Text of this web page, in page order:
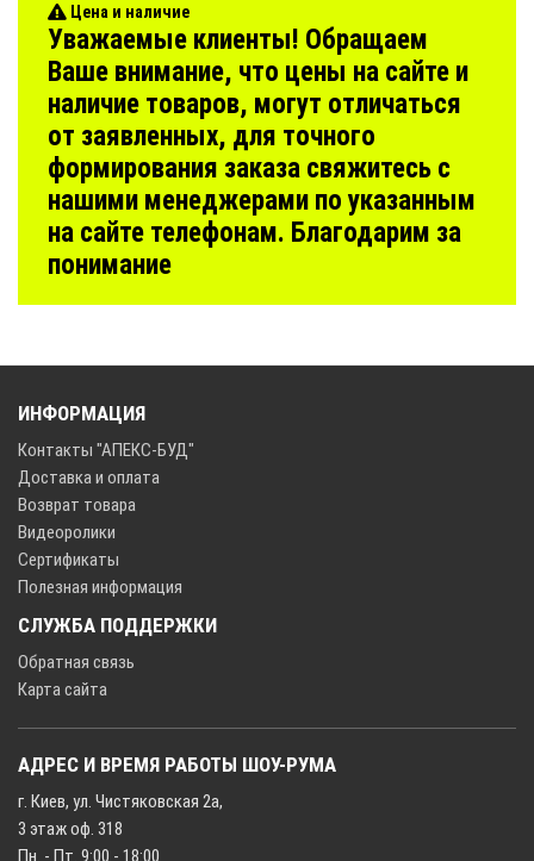
Цена и наличие
Уважаемые клиенты! Обращаем
Ваше внимание, что цены на сайте и
наличие товаров, могут отличаться
от заявленных, для точного
формирования заказа свяжитесь с
нашими менеджерами по указанным
на сайте телефонам. Благодарим за
понимание
ИНФОРМАЦИЯ
Контакты "АПЕКС-БУД"
Доставка и оплата
Возврат товара
Видеоролики
Сертификаты
Полезная информация
СЛУЖБА ПОДДЕРЖКИ
Обратная связь
Карта сайта
АДРЕС И ВРЕМЯ РАБОТЫ ШОУ-РУМА
г. Киев, ул. Чистяковская 2а,
3 этаж оф. 318
Пн. - Пт. 9:00 - 18:00